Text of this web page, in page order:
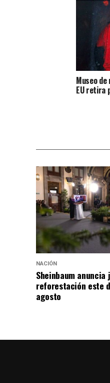
Museo
EU retira
NACIÓN
Sheinbaum anuncia
reforestación este
agosto